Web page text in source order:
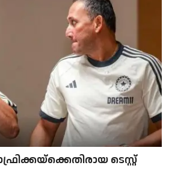
ടെസ്റ്റ്